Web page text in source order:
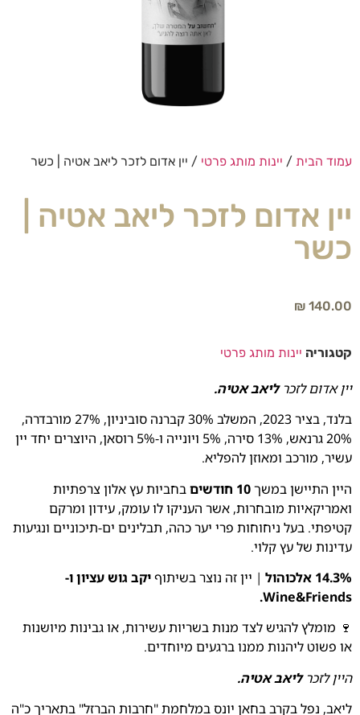
עמוד הבית / יינות מותג פרטי / יין אדום לזכר ליאב אטיה | כשר
יין אדום לזכר ליאב אטיה |
כשר
₪ 140.00
קטגוריה יינות מותג פרטי
יין אדום לזכרליאב אטיה.
בלנד, בציר 2023, המשלב 30% קברנה סוביניון, 27% מורבדרה,
20% גרנאש, 13% סירה, 5% ויונייה ו-5% רוסאן, היוצרים יחד יין
עשיר, מורכב ומאוזן להפליא.
היין התיישן במשך
בחביות עץ אלון צרפתיות
ואמריקאיות מובחרות, אשר העניקו לו עומק, עידון ומרקם
קטיפתי. בעל ניחוחות פרי יער כהה, תבלינים ים-תיכוניים ונגיעות
עדינות של עץ קלוי.
14.3% אלכוהול
| יין זה נוצר בשיתוףיקב גוש עציון ו-
Wine&Friends.
🍷 מומלץ להגיש לצד מנות בשריות עשירות, או גבינות מיושנות
או פשוט ליהנות ממנו ברגעים מיוחדים.
הייןלזכרליאב אטיה.
ליאב, נפל בקרב בחאן יונס במלחמת "חרבות הברזל" בתאריך כ"ה